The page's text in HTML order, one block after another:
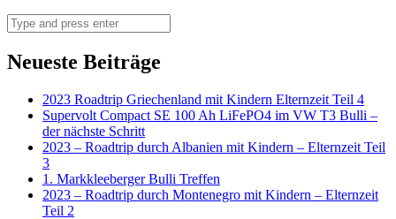
Search
Neueste Beiträge
2023 Roadtrip Griechenland mit Kindern Elternzeit Teil 4
Supervolt Compact SE 100 Ah LiFePO4 im VW T3 Bulli –
der nächste Schritt
2023 – Roadtrip durch Albanien mit Kindern – Elternzeit Teil
3
1. Markkleeberger Bulli Treffen
2023 – Roadtrip durch Montenegro mit Kindern – Elternzeit
Teil 2